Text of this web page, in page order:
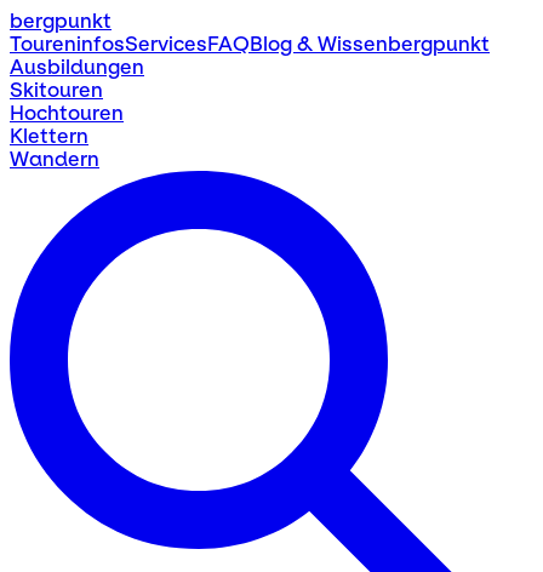
bergpunkt
ToureninfosServicesFAQBlog & Wissenbergpunkt
Ausbildungen
Skitouren
Hochtouren
Klettern
Wandern